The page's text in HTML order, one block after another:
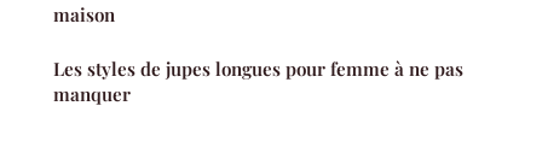
maison
Les styles de jupes longues pour femme à ne pas
manquer